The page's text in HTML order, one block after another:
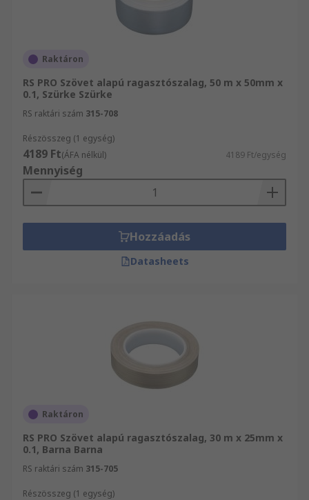
Raktáron
RS PRO Szövet alapú ragasztószalag, 50 m x 50mm x
0.1, Szürke Szürke
RS raktári szám 315-708
Részösszeg (1 egység)
4189 Ft(ÁFA nélkül) 4189 Ft/egység
Mennyiség
Hozzáadás
Datasheets
Raktáron
RS PRO Szövet alapú ragasztószalag, 30 m x 25mm x
0.1, Barna Barna
RS raktári szám 315-705
Részösszeg (1 egység)